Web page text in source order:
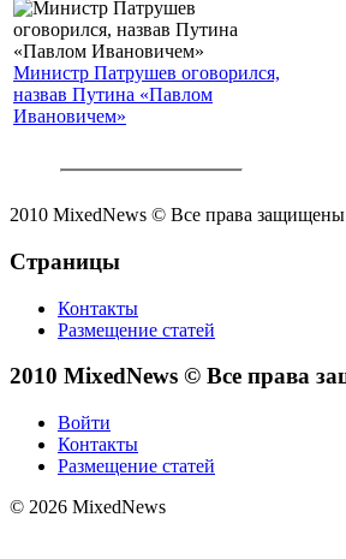
Министр Патрушев оговорился,
назвав Путина «Павлом
Ивановичем»
2010 MixedNews © Все права защищены
Страницы
Контакты
Размещение статей
2010 MixedNews © Все права
Войти
Контакты
Размещение статей
© 2026 MixedNews